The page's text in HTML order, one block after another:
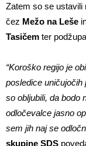
Zatem so se ustavili
čez Mežo na Leše
Tasičem ter
“Koroško regijo je
posledice
so obljubili, da bodo
odločevalce jasno
sem jih naj se
skupine SDS